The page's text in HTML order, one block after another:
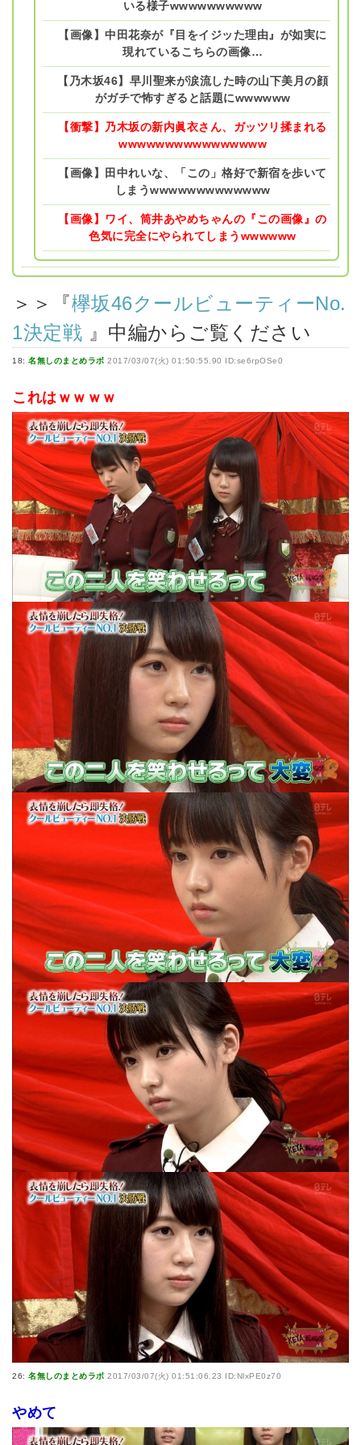
いる様子wwwwwwwwww
【画像】中田花奈が『目をイジッた理由』が如実に
現れているこちらの画像…
【乃木坂46】早川聖来が涙流した時の山下美月の顔
がガチで怖すぎると話題にwwwwww
【衝撃】乃木坂の新内眞衣さん、ガッツリ揉まれる
wwwwwwwwwwwwwwww
【画像】田中れいな、「この」格好で新宿を歩いて
しまうwwwwwwwwwwwww
【画像】ワイ、筒井あやめちゃんの『この画像』の
色気に完全にやられてしまうwwwwww
＞＞『欅坂46クールビューティーNo.
1決定戦 』中編からご覧ください
18: 名無しのまとめラボ 2017/03/07(火) 01:50:55.90 ID:se6rpOSe0
これはｗｗｗｗ
26: 名無しのまとめラボ 2017/03/07(火) 01:51:06.23 ID:NlxPE0z70
やめて